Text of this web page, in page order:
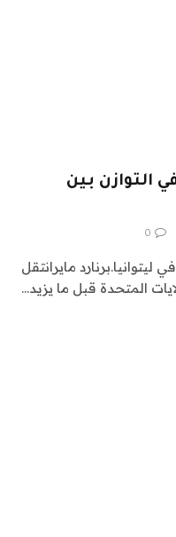
التوازن بين
0
مايرانتقل
المتحدة قبل ما يزيد…